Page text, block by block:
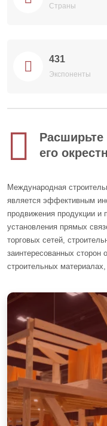
Страны
431
Экспоненты
Расширьте
его
Международная
является эффективным
продвижения продукции и
установления прямых
торговых сетей,
заинтересованных сторон
строительных